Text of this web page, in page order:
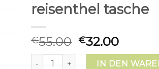
reisenthel tasche
€55.00 €32.00
reisenthel tasche Menge
IN DEN